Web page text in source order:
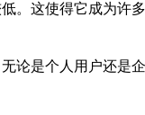
。这使得它成为许多
论是个人用户还是